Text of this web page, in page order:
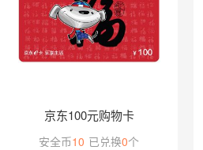
京东100元购物卡
安全币10 已兑换0个